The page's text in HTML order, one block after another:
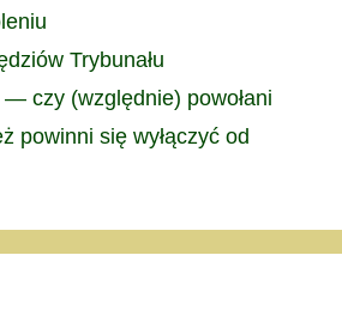
Trybunału
czy (względnie) powołani
powinni się wyłączyć od